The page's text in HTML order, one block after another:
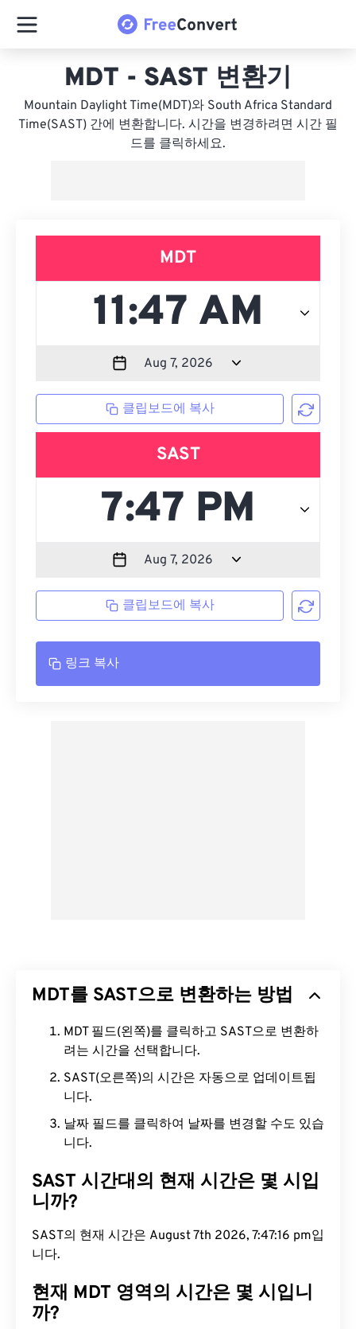
MDT - SAST 변환기
Mountain Daylight Time(MDT)와 South Africa Standard
Time(SAST) 간에 변환합니다. 시간을 변경하려면 시간 필
드를 클릭하세요.
MDT
클립보드에 복사
SAST
클립보드에 복사
링크 복사
MDT를 SAST으로 변환하는 방법
MDT 필드(왼쪽)를 클릭하고 SAST으로 변환하
려는 시간을 선택합니다.
SAST(오른쪽)의 시간은 자동으로 업데이트됩
니다.
날짜 필드를 클릭하여 날짜를 변경할 수도 있습
니다.
SAST 시간대의 현재 시간은 몇 시입
니까?
SAST의 현재 시간은 August 7th 2026, 7:47:17 pm입
니다.
현재 MDT 영역의 시간은 몇 시입니
까?